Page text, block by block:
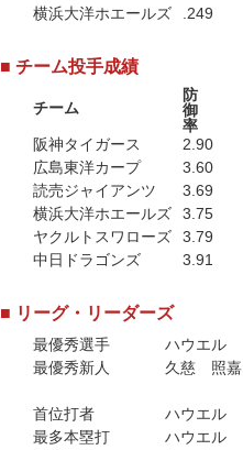
横浜大洋ホエールズ
.249
■ チーム投手成績
チーム
防
御
率
阪神タイガース
2.90
広島東洋カープ
3.60
読売ジャイアンツ
3.69
横浜大洋ホエールズ
3.75
ヤクルトスワローズ
3.79
中日ドラゴンズ
3.91
■ リーグ・リーダーズ
最優秀選手 ハウエル
最優秀新人
久慈 照嘉
首位打者 ハウエル
最多本塁打
ハウエル